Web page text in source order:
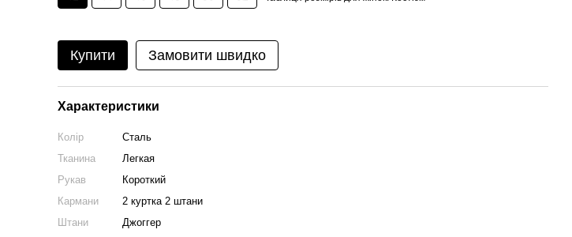
Купити Замовити швидко
Характеристики
Колір
Сталь
Тканина
Легкая
Рукав
Короткий
Кармани
2 куртка 2 штани
Штани
Джоггер